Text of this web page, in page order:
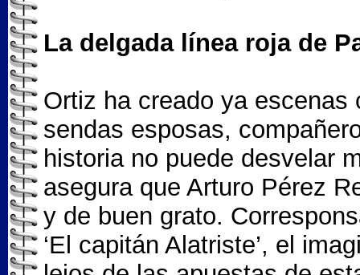
La delgada línea roja de
Ortiz ha creado ya
sendas esposas,
historia no puede desvelar
asegura que Arturo Pérez
y de buen grato.
‘El capitán Alatriste’, el